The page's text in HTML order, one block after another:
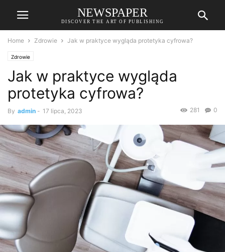
NEWSPAPER
DISCOVER THE ART OF PUBLISHING
Home Zdrowie Jak w praktyce wygląda protetyka cyfrowa?
Zdrowie
Jak w praktyce wygląda
protetyka cyfrowa?
By admin - 17 lipca, 2023 0
281